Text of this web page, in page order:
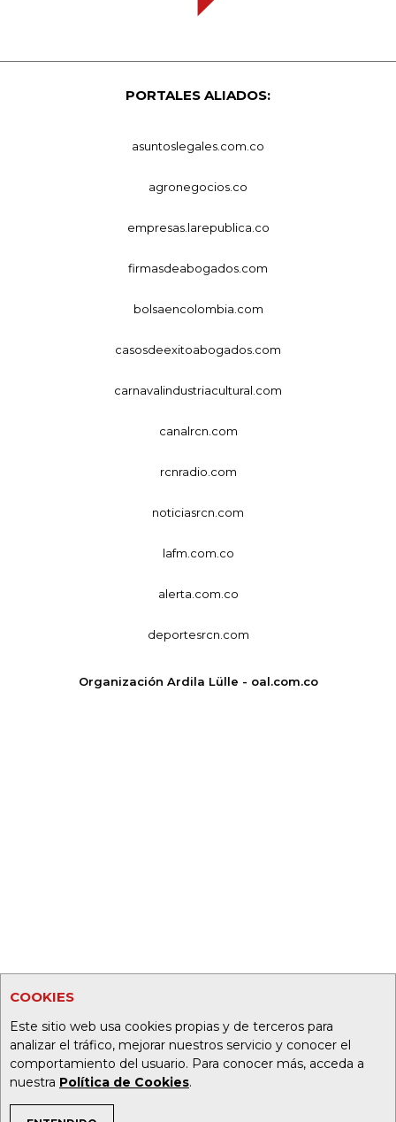
COOKIES
Este sitio web usa cookies propias y de terceros para
analizar el tráfico, mejorar nuestros servicio y conocer el
comportamiento del usuario. Para conocer más, acceda a
nuestra Política de Cookies.
PORTALES ALIADOS:
asuntoslegales.com.co
agronegocios.co
empresas.larepublica.co
firmasdeabogados.com
bolsaencolombia.com
casosdeexitoabogados.com
carnavalindustriacultural.com
canalrcn.com
rcnradio.com
noticiasrcn.com
lafm.com.co
alerta.com.co
deportesrcn.com
Organización Ardila Lülle - oal.com.co